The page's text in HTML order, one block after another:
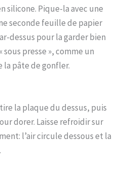
silicone. Pique-la avec une
seconde feuille de papier
dessus pour la garder bien
sous presse », comme un
pâte de gonfler.
la plaque du dessus, puis
dorer. Laisse refroidir sur
l’air circule dessous et la